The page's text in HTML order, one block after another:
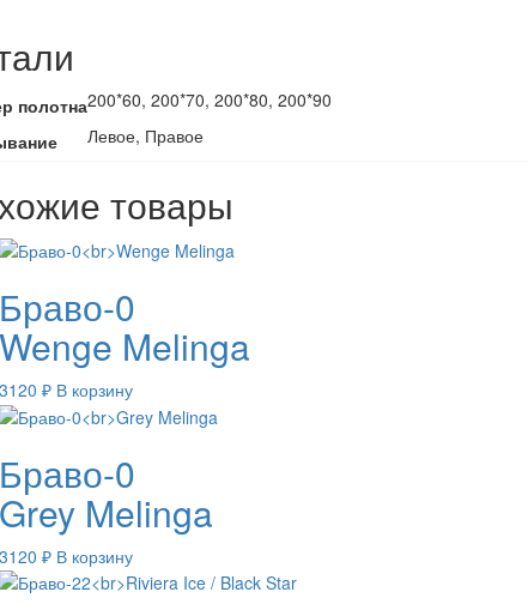
полотна200*60, 200*70, 200*80, 200*90
Левое, Правое
товары
Браво-0
Wenge Melinga
3120 ₽ В корзину
Браво-0
Grey Melinga
3120 ₽ В корзину